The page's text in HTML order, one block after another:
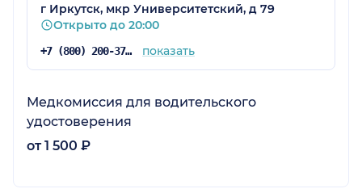
г Иркутск, мкр Университетский, д 79
Открыто до 20:00
+7 (800) 200-37-97 показать
Медкомиссия для водительского
удостоверения
от 1 500 ₽